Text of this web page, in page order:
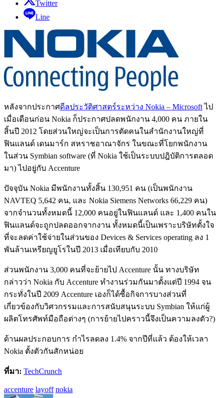
Twitter
Line
หลังจากประกาศดีลประวัติศาสตร์ระหว่าง Nokia – Microsoftไป
เมื่อเดือนก่อน Nokia ก็ประกาศปลดพนักงาน 4,000 คน ภายใน
สิ้นปี 2012 โดยส่วนใหญ่จะเป็นการตัดคนในสำนักงานใหญ่ที่
ฟินแลนด์ เดนมาร์ก สหราชอาณาจักร ในขณะที่โยกพนักงาน
ในส่วน Symbian software (ที่ Nokia ใช้เป็นระบบปฎิบัติการตลอด
มา) ไปอยู่กับ Accenture
ปัจจุบัน Nokia มีพนักงานทั้งสิ้น 130,951 คน (เป็นพนักงาน
NAVTEQ 5,642 คน, และ Nokia Siemens Networks 66,229 คน)
จากจำนวนทั้งหมดนี้ 12,000 คนอยู่ในฟินแลนด์ และ 1,400 คนใน
ฟินแลนด์จะถูกปลดออกจากงาน ทั้งหมดนี้เป็นเพราะบริษัทตั้งใจ
ที่จะลดค่าใช้จ่ายในส่วนของ Devices & Services operating ลง 1
พันล้านเหรียญยูโรในปี 2013 เมื่อเทียบกับ 2010
ส่วนพนักงาน 3,000 คนที่จะย้ายไป Accenture นั้น ทางบริษัท
กล่าวว่า Nokia กับ Accenture ทำงานร่วมกันมาตั้งแต่ปี 1994 จน
กระทั่งในปี 2009 Accenture เองก็ได้ซื้อกิจการบางส่วนที่
เกี่ยวข้องกับวิศวกรรมและการสนับสนุนระบบ Symbian ให้แก่ผู้
ผลิตโทรศัพท์มือถือต่างๆ (การย้ายไปคราวนี้จึงเป็นความลงตัว?)
ด้านผลประกอบการ กำไรลดลง 1.4% จากปีที่แล้ว ต้องให้เวลา
Nokia ตั้งตัวกันสักหน่อย
ที่มา: TechCrunch
accenture layoff nokia